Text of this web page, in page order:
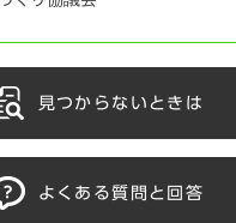
見つからないときは
よくある質問と回答